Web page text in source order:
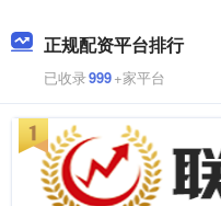
正规配资平台排行
已收录999+家平台